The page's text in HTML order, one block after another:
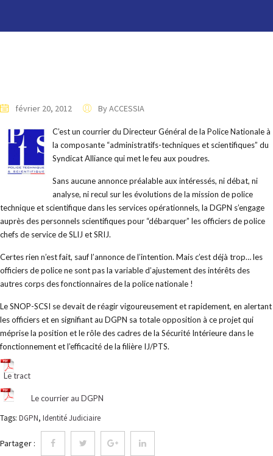
février 20, 2012 By ACCESSIA
C’est un courrier du Directeur Général de la Police Nationale à
la composante “administratifs-techniques et scientifiques” du
Syndicat Alliance qui met le feu aux poudres.
Sans aucune annonce préalable aux intéressés, ni débat, ni
analyse, ni recul sur les évolutions de la mission de police
technique et scientifique dans les services opérationnels, la DGPN s’engage
auprès des personnels scientifiques pour “débarquer” les officiers de police
chefs de service de SLIJ et SRIJ.
Certes rien n’est fait, sauf l’annonce de l’intention. Mais c’est déjà trop… les
officiers de police ne sont pas la variable d’ajustement des intérêts des
autres corps des fonctionnaires de la police nationale !
Le SNOP-SCSI se devait de réagir vigoureusement et rapidement, en alertant
les officiers et en signifiant au DGPN sa totale opposition à ce projet qui
méprise la position et le rôle des cadres de la Sécurité Intérieure dans le
fonctionnement et l’efficacité de la filière IJ/PTS.
Le tract
Le courrier au DGPN
Tags: DGPN, Identité Judiciaire
Partager :